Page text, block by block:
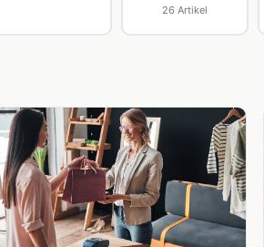
26 Artikel